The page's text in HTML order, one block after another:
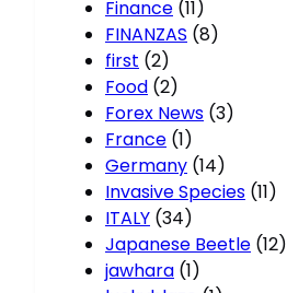
Finance (11)
FINANZAS (8)
first (2)
Food (2)
Forex News (3)
France (1)
Germany (14)
Invasive Species (11)
ITALY (34)
Japanese Beetle (12)
jawhara (1)